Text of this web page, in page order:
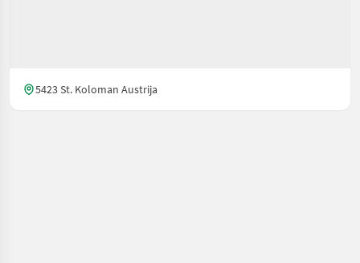
5423 St. Koloman Austrija